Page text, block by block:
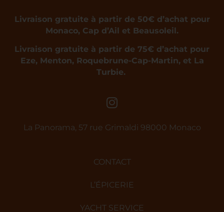
Livraison gratuite à partir de 50€ d’achat pour
Monaco, Cap d’Ail et Beausoleil.
Livraison gratuite à partir de 75€ d’achat pour
Eze, Menton, Roquebrune-Cap-Martin, et La
Turbie.
La Panorama, 57 rue Grimaldi 98000 Monaco
CONTACT
L’ÉPICERIE
YACHT SERVICE